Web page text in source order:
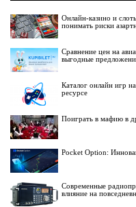
Онлайн-казино и
понимать риски
Сравнение цен на
выгодные
Каталог онлайн игр
ресурсе
Поиграть в мафию в
Pocket Option:
Современные
влияние на